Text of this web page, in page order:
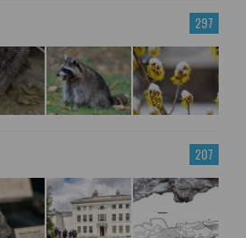
297
207